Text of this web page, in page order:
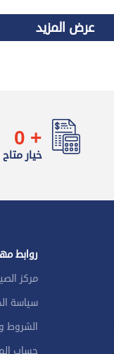
عرض المزيد
+
0
خيار
روابط
مركز
سياسة
الشروط
حساب